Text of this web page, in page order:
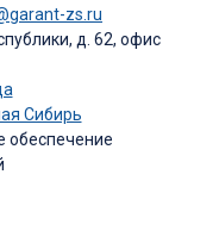
zs.ru
д. 62, офис
Сибирь
обеспечение